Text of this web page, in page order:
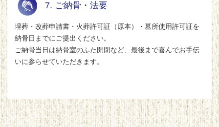
7. ご納骨・法要
埋葬・改葬申請書・火葬許可証（原本）・墓所使用許可証を
納骨日までにご提出ください。
ご納骨当日は納骨室のふた開閉など、最後まで喜んでお手伝
いに参らせていただきます。